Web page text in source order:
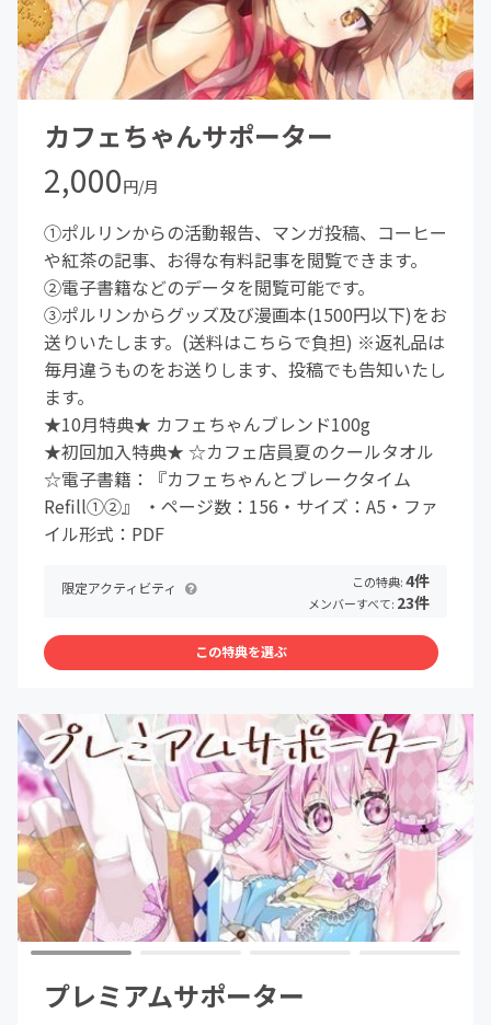
カフェちゃんサポーター
2,000円/月
①ポルリンからの活動報告、マンガ投稿、コーヒー
や紅茶の記事、お得な有料記事を閲覧できます。
②電子書籍などのデータを閲覧可能です。
③ポルリンからグッズ及び漫画本(1500円以下)をお
送りいたします。(送料はこちらで負担) ※返礼品は
毎月違うものをお送りします、投稿でも告知いたし
ます。
★10月特典★ カフェちゃんブレンド100g
★初回加入特典★ ☆カフェ店員夏のクールタオル
☆電子書籍：『カフェちゃんとブレークタイム
Refill①②』 ・ページ数：156・サイズ：A5・ファ
イル形式：PDF
限定アクティビティ この特典:4件
メンバーすべて: 23件
この特典を選ぶ
プレミアムサポーター